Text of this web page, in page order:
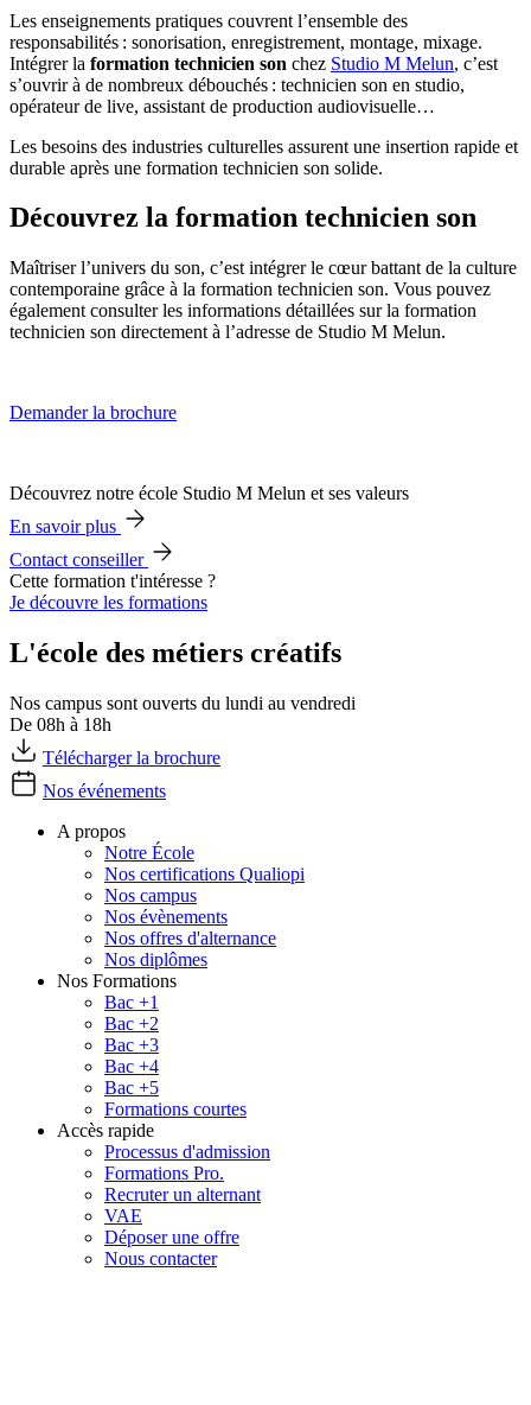
Les enseignements pratiques couvrent l’ensemble des
responsabilités : sonorisation, enregistrement, montage, mixage.
Intégrer la formation technicien son chez Studio M Melun, c’est
s’ouvrir à de nombreux débouchés : technicien son en studio,
opérateur de live, assistant de production audiovisuelle…
Les besoins des industries culturelles assurent une insertion rapide et
durable après une formation technicien son solide.
Découvrez la formation technicien son
Maîtriser l’univers du son, c’est intégrer le cœur battant de la culture
contemporaine grâce à la formation technicien son. Vous pouvez
également consulter les informations détaillées sur la formation
technicien son directement à l’adresse de Studio M Melun.
Demander la brochure
Découvrez notre école Studio M Melun et ses valeurs
En savoir plus
Contact conseiller
Cette formation t'intéresse ?
Je découvre les formations
L'école des métiers créatifs
Nos campus sont ouverts du lundi au vendredi
De 08h à 18h
Télécharger la brochure
Nos événements
A propos
Notre École
Nos certifications Qualiopi
Nos campus
Nos évènements
Nos offres d'alternance
Nos diplômes
Nos Formations
Bac +1
Bac +2
Bac +3
Bac +4
Bac +5
Formations courtes
Accès rapide
Processus d'admission
Formations Pro.
Recruter un alternant
VAE
Déposer une offre
Nous contacter